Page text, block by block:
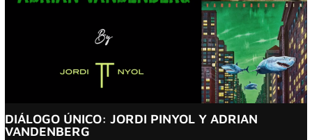
DIÁLOGO ÚNICO: JORDI PINYOL Y ADRIAN
VANDENBERG